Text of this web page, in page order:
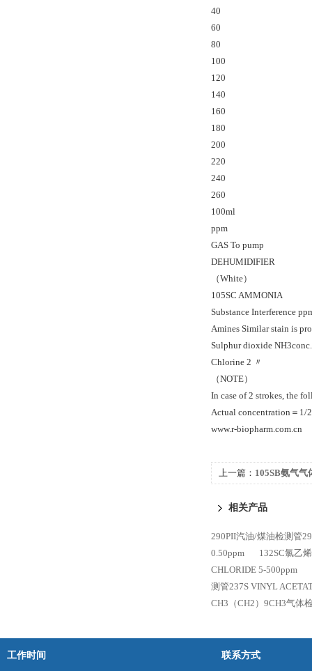
40
60
80
100
120
140
160
180
200
220
240
260
100ml
ppm
GAS To pump
DEHUMIDIFIER
（White）
105SC AMMONIA
Substance Interference
Amines Similar stain is
Sulphur dioxide
Chlorine 2 〃
（NOTE）
In case of 2 strokes, the
Actual concentration＝1/
www.r-biopharm.com.cn
上一篇： 105SB氨气气
相关产品
290PII汽油/煤油检测管
0.50ppm
132SC氯乙
CHLORIDE 5-500ppm
测管237S VINYL
CH3（CH2）9CH3气体
工作时间 联系方式